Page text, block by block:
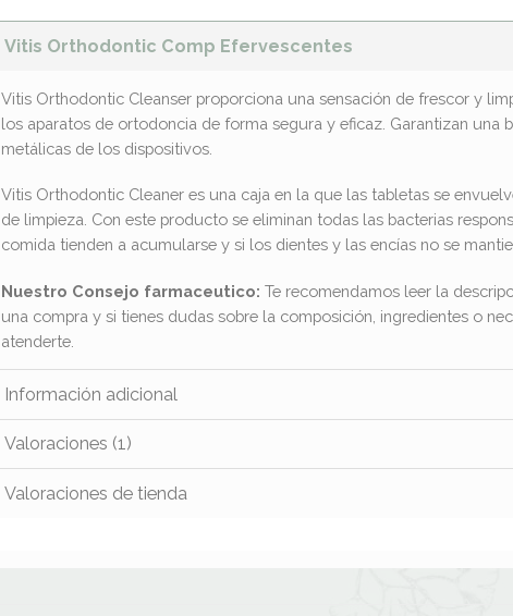
Vitis Orthodontic Comp Efervescentes
Vitis Orthodontic Cleanser proporciona una sensación de frescor y
los aparatos de ortodoncia de forma segura y eficaz. Garantizan
metálicas de los dispositivos.
Vitis Orthodontic Cleaner es una caja en la que las tabletas se
de limpieza. Con este producto se eliminan todas las bacterias
comida tienden a acumularse y si los dientes y las encías no se
Nuestro Consejo farmaceutico: Te recomendamos leer la
una compra y si tienes dudas sobre la composición, ingredientes o
atenderte.
Información adicional
Valoraciones (1)
Valoraciones de tienda